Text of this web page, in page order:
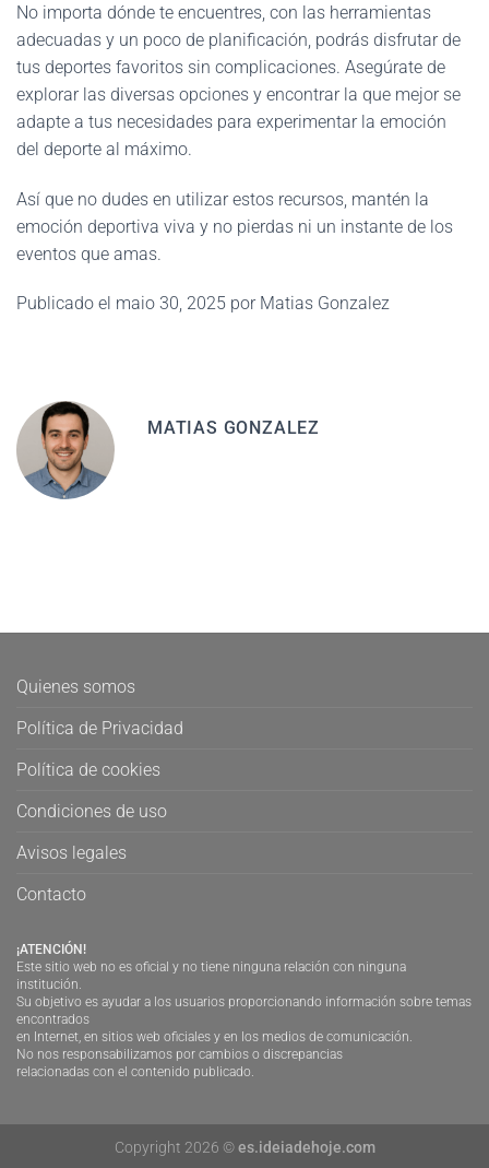
No importa dónde te encuentres, con las herramientas
adecuadas y un poco de planificación, podrás disfrutar de
tus deportes favoritos sin complicaciones. Asegúrate de
explorar las diversas opciones y encontrar la que mejor se
adapte a tus necesidades para experimentar la emoción
del deporte al máximo.
Así que no dudes en utilizar estos recursos, mantén la
emoción deportiva viva y no pierdas ni un instante de los
eventos que amas.
Publicado el maio 30, 2025 por Matias Gonzalez
MATIAS GONZALEZ
Quienes somos
Política de Privacidad
Política de cookies
Condiciones de uso
Avisos legales
Contacto
¡ATENCIÓN!
Este sitio web no es oficial y no tiene ninguna relación con ninguna
institución.
Su objetivo es ayudar a los usuarios proporcionando información sobre temas
encontrados
en Internet, en sitios web oficiales y en los medios de comunicación.
No nos responsabilizamos por cambios o discrepancias
relacionadas con el contenido publicado.
Copyright 2026 ©es.ideiadehoje.com